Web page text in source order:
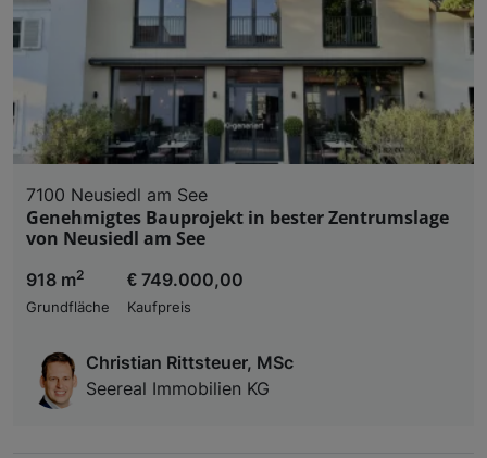
7100 Neusiedl am See
Genehmigtes Bauprojekt in bester Zentrumslage
von Neusiedl am See
918 m2
Grundfläche
€ 749.000,00
Kaufpreis
Christian Rittsteuer, MSc
Seereal Immobilien KG